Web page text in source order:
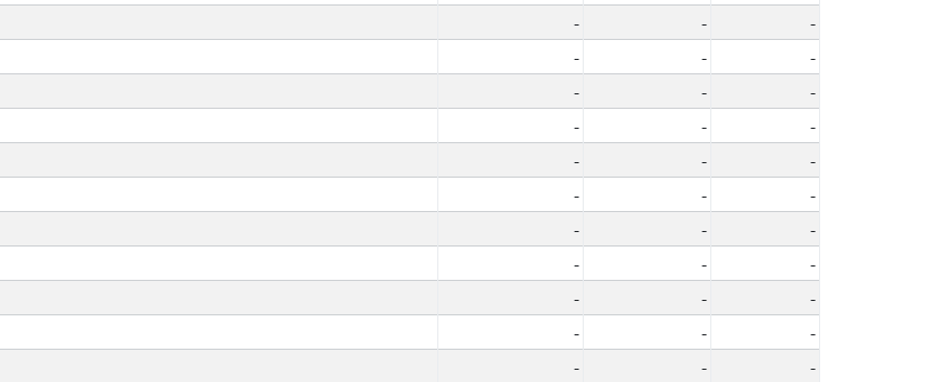
- -
-
- -
-
- -
-
- -
-
- -
-
- -
-
- -
-
- -
-
- -
-
- -
-
- -
-